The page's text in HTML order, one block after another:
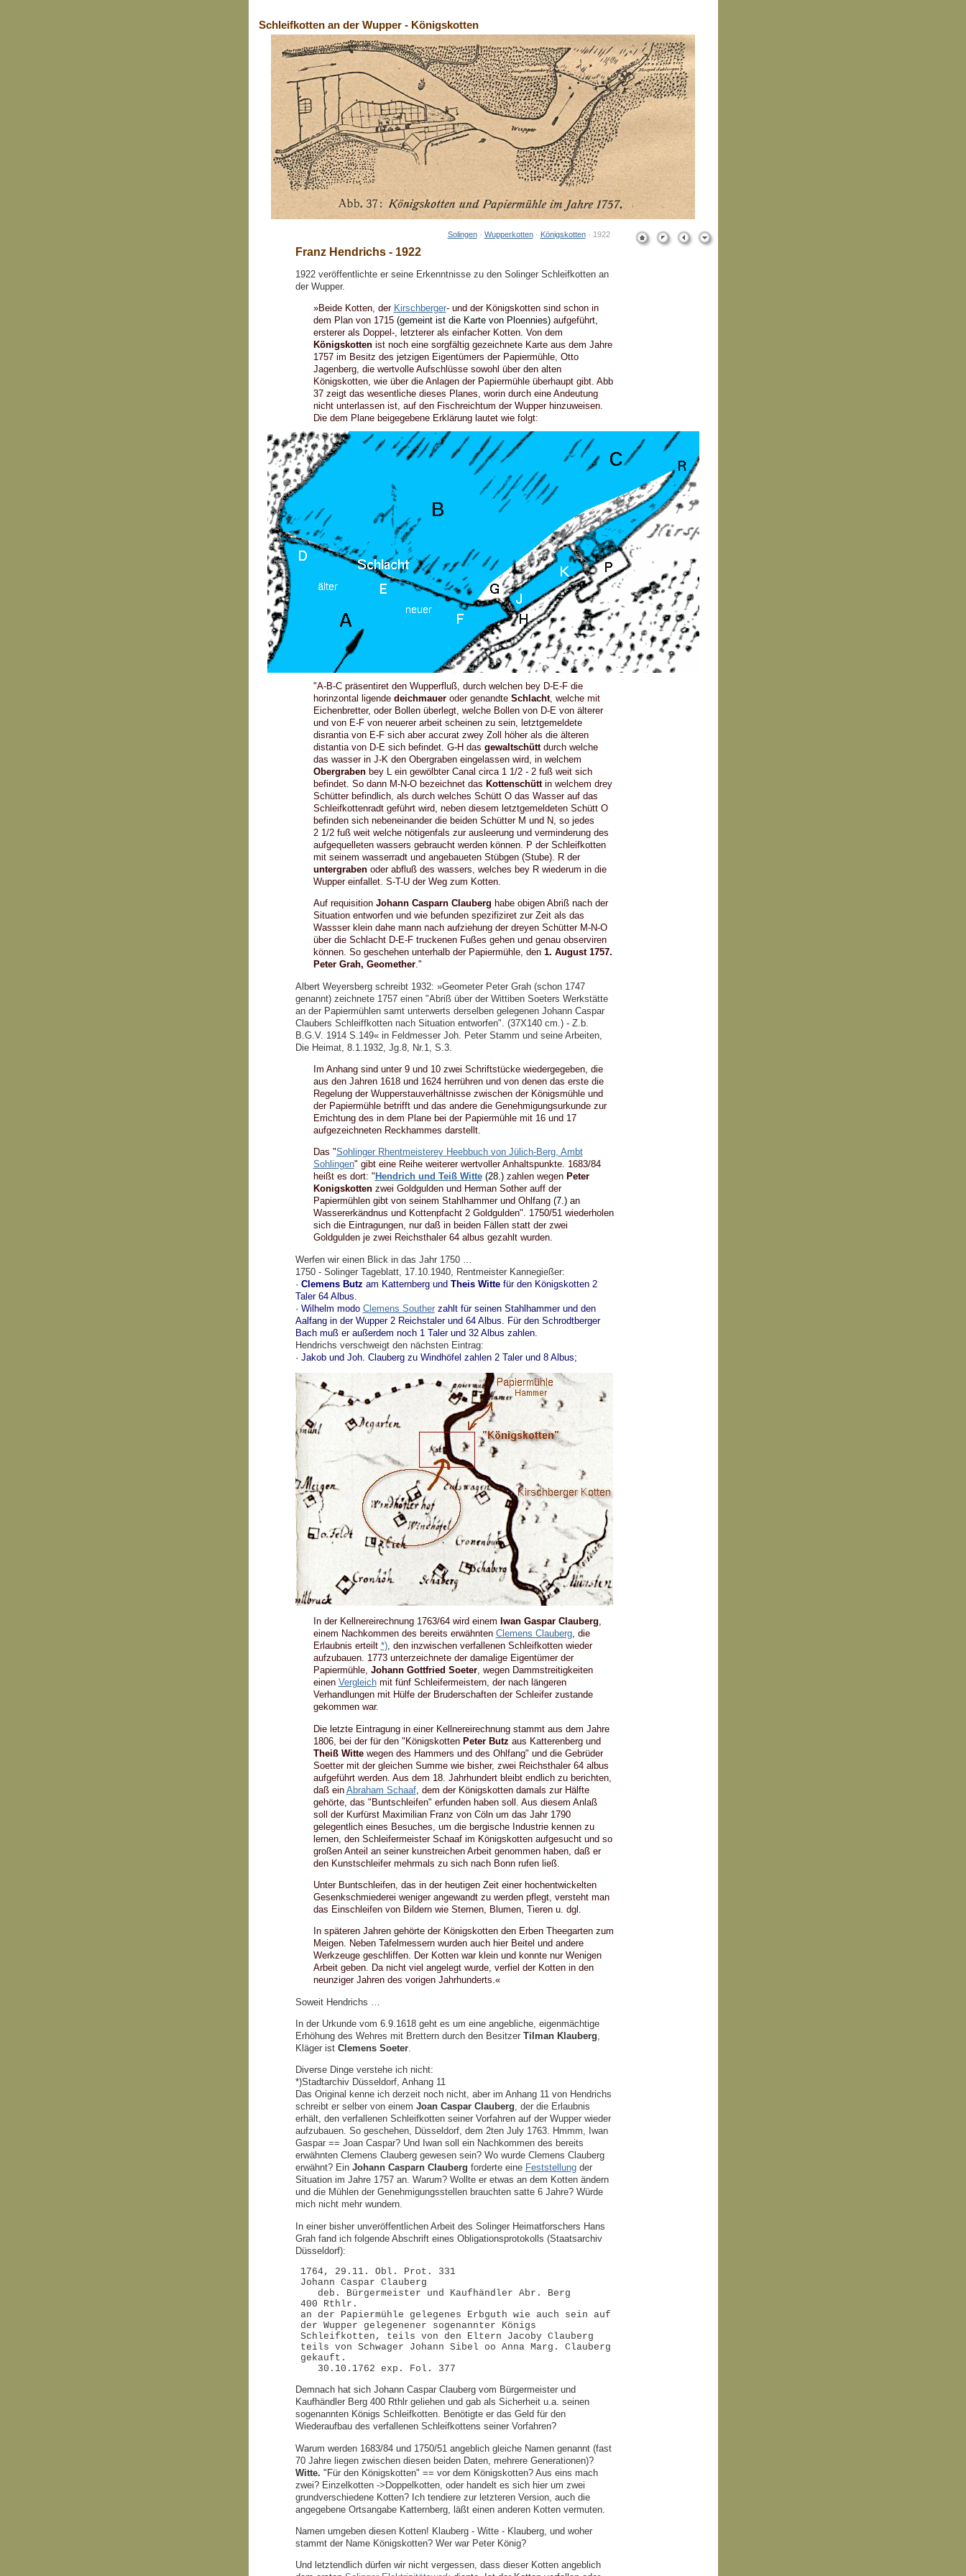
Schleifkotten an der Wupper - Königskotten
Solingen· Wupperkotten· Königskotten· 1922
Franz Hendrichs - 1922
1922 veröffentlichte er seine Erkenntnisse zu den Solinger Schleifkotten an
der Wupper.
»Beide Kotten, der Kirschberger- und der Königskotten sind schon in
dem Plan von 1715 (gemeint ist die Karte von Ploennies)aufgeführt,
ersterer als Doppel-, letzterer als einfacher Kotten. Von dem
Königskottenist noch eine sorgfältig gezeichnete Karte aus dem Jahre
1757 im Besitz des jetzigen Eigentümers der Papiermühle, Otto
Jagenberg, die wertvolle Aufschlüsse sowohl über den alten
Königskotten, wie über die Anlagen der Papiermühle überhaupt gibt. Abb
37 zeigt das wesentliche dieses Planes, worin durch eine Andeutung
nicht unterlassen ist, auf den Fischreichtum der Wupper hinzuweisen.
Die dem Plane beigegebene Erklärung lautet wie folgt:
"A-B-C präsentiret den Wupperfluß, durch welchen bey D-E-F die
horinzontal ligende deichmaueroder genandte Schlacht, welche mit
Eichenbretter, oder Bollen überlegt, welche Bollen von D-E von älterer
und von E-F von neuerer arbeit scheinen zu sein, letztgemeldete
disrantia von E-F sich aber accurat zwey Zoll höher als die älteren
distantia von D-E sich befindet. G-H das gewaltschüttdurch welche
das wasser in J-K den Obergraben eingelassen wird, in welchem
Obergrabenbey L ein gewölbter Canal circa 1 1/2 - 2 fuß weit sich
befindet. So dann M-N-O bezeichnet das Kottenschüttin welchem drey
Schütter befindlich, als durch welches Schütt O das Wasser auf das
Schleifkottenradt geführt wird, neben diesem letztgemeldeten Schütt O
befinden sich nebeneinander die beiden Schütter M und N, so jedes
2 1/2 fuß weit welche nötigenfals zur ausleerung und verminderung des
aufgequelleten wassers gebraucht werden können. P der Schleifkotten
mit seinem wasserradt und angebaueten Stübgen (Stube). R der
untergrabenoder abfluß des wassers, welches bey R wiederum in die
Wupper einfallet. S-T-U der Weg zum Kotten.
Auf requisition Johann Casparn Clauberg habe obigen Abriß nach der
Situation entworfen und wie befunden spezifiziret zur Zeit als das
Wassser klein dahe mann nach aufziehung der dreyen Schütter M-N-O
über die Schlacht D-E-F truckenen Fußes gehen und genau observiren
können. So geschehen unterhalb der Papiermühle, den 1. August 1757.
Peter Grah, Geomether."
Albert Weyersberg schreibt 1932: »Geometer Peter Grah (schon 1747
genannt) zeichnete 1757 einen "Abriß über der Wittiben Soeters Werkstätte
an der Papiermühlen samt unterwerts derselben gelegenen Johann Caspar
Claubers Schleiffkotten nach Situation entworfen". (37X140 cm.) - Z.b.
B.G.V. 1914 S.149« in Feldmesser Joh. Peter Stamm und seine Arbeiten,
Die Heimat, 8.1.1932, Jg.8, Nr.1, S.3.
Im Anhang sind unter 9 und 10 zwei Schriftstücke wiedergegeben, die
aus den Jahren 1618 und 1624 herrühren und von denen das erste die
Regelung der Wupperstauverhältnisse zwischen der Königsmühle und
der Papiermühle betrifft und das andere die Genehmigungsurkunde zur
Errichtung des in dem Plane bei der Papiermühle mit 16 und 17
aufgezeichneten Reckhammes darstellt.
Das "Sohlinger Rhentmeisterey Heebbuch von Jülich-Berg, Ambt
Sohlingen" gibt eine Reihe weiterer wertvoller Anhaltspunkte. 1683/84
heißt es dort: " Hendrich und Teiß Witte (28.)zahlen wegen Peter
Konigskottenzwei Goldgulden und Herman Sother auff der
Papiermühlen gibt von seinem Stahlhammer und Ohlfang (7.)an
Wassererkändnus und Kottenpfacht 2 Goldgulden". 1750/51 wiederholen
sich die Eintragungen, nur daß in beiden Fällen statt der zwei
Goldgulden je zwei Reichsthaler 64 albus gezahlt wurden.
Werfen wir einen Blick in das Jahr 1750 …
1750 - Solinger Tageblatt, 17.10.1940, Rentmeister Kannegießer:
· Clemens Butz am Katternberg und Theis Wittefür den Königskotten 2
Taler 64 Albus.
· Wilhelm modo Clemens Southerzahlt für seinen Stahlhammer und den
Aalfang in der Wupper 2 Reichstaler und 64 Albus. Für den Schrodtberger
Bach muß er außerdem noch 1 Taler und 32 Albus zahlen.
Hendrichs verschweigt den nächsten Eintrag:
· Jakob und Joh. Clauberg zu Windhöfel zahlen 2 Taler und 8 Albus;
In der Kellnereirechnung 1763/64 wird einem Iwan Gaspar Clauberg,
einem Nachkommen des bereits erwähnten Clemens Clauberg, die
Erlaubnis erteilt *), den inzwischen verfallenen Schleifkotten wieder
aufzubauen. 1773 unterzeichnete der damalige Eigentümer der
Papiermühle, Johann Gottfried Soeter, wegen Dammstreitigkeiten
einen Vergleichmit fünf Schleifermeistern, der nach längeren
Verhandlungen mit Hülfe der Bruderschaften der Schleifer zustande
gekommen war.
Die letzte Eintragung in einer Kellnereirechnung stammt aus dem Jahre
1806, bei der für den "Königskotten Peter Butz aus Katterenberg und
Theiß Wittewegen des Hammers und des Ohlfang" und die Gebrüder
Soetter mit der gleichen Summe wie bisher, zwei Reichsthaler 64 albus
aufgeführt werden. Aus dem 18. Jahrhundert bleibt endlich zu berichten,
daß ein Abraham Schaaf, dem der Königskotten damals zur Hälfte
gehörte, das "Buntschleifen" erfunden haben soll. Aus diesem Anlaß
soll der Kurfürst Maximilian Franz von Cöln um das Jahr 1790
gelegentlich eines Besuches, um die bergische Industrie kennen zu
lernen, den Schleifermeister Schaaf im Königskotten aufgesucht und so
großen Anteil an seiner kunstreichen Arbeit genommen haben, daß er
den Kunstschleifer mehrmals zu sich nach Bonn rufen ließ.
Unter Buntschleifen, das in der heutigen Zeit einer hochentwickelten
Gesenkschmiederei weniger angewandt zu werden pflegt, versteht man
das Einschleifen von Bildern wie Sternen, Blumen, Tieren u. dgl.
In späteren Jahren gehörte der Königskotten den Erben Theegarten zum
Meigen. Neben Tafelmessern wurden auch hier Beitel und andere
Werkzeuge geschliffen. Der Kotten war klein und konnte nur Wenigen
Arbeit geben. Da nicht viel angelegt wurde, verfiel der Kotten in den
neunziger Jahren des vorigen Jahrhunderts.«
Soweit Hendrichs …
In der Urkunde vom 6.9.1618geht es um eine angebliche, eigenmächtige
Erhöhung des Wehres mit Brettern durch den Besitzer Tilman Klauberg
Kläger ist Clemens Soeter.
Diverse Dinge verstehe ich nicht:
*)Stadtarchiv Düsseldorf, Anhang 11
Das Original kenne ich derzeit noch nicht, aber im Anhang 11 von Hendrichs
schreibt er selber von einem Joan Caspar Clauberg, der die Erlaubnis
erhält, den verfallenen Schleifkotten seiner Vorfahren auf der Wupper wieder
aufzubauen. So geschehen, Düsseldorf, dem 2ten July 1763. Hmmm, Iwan
Gaspar == Joan Caspar? Und Iwan soll ein Nachkommen des bereits
erwähnten Clemens Clauberg gewesen sein? Wo wurde Clemens Clauberg
erwähnt? Ein Johann Casparn Clauberg forderte eine Feststellungder
Situation im Jahre 1757 an. Warum? Wollte er etwas an dem Kotten ändern
und die Mühlen der Genehmigungsstellen brauchten satte 6 Jahre? Würde
mich nicht mehr wundern.
In einer bisher unveröffentlichen Arbeit des Solinger Heimatforschers Hans
Grah fand ich folgende Abschrift eines Obligationsprotokolls (Staatsarchiv
Düsseldorf):
1764, 29.11. Obl. Prot. 331
Johann Caspar Clauberg
deb. Bürgermeister und Kaufhändler Abr. Berg
400 Rthlr.
an der Papiermühle gelegenes Erbguth wie auch sein auf
der Wupper gelegenener sogenannter Königs
Schleifkotten, teils von den Eltern Jacoby Clauberg
teils von Schwager Johann Sibel oo Anna Marg. Clauberg
gekauft.
30.10.1762 exp. Fol. 377
Demnach hat sich Johann Caspar Clauberg vom Bürgermeister und
Kaufhändler Berg 400 Rthlr geliehen und gab als Sicherheit u.a. seinen
sogenannten Königs Schleifkotten. Benötigte er das Geld für den
Wiederaufbau des verfallenen Schleifkottens seiner Vorfahren?
Warum werden 1683/84 und 1750/51 angeblich gleiche Namen genannt (fast
70 Jahre liegen zwischen diesen beiden Daten, mehrere Generationen)?
Witte. "Für den Königskotten" == vor dem Königskotten? Aus eins mach
zwei? Einzelkotten ->Doppelkotten, oder handelt es sich hier um zwei
grundverschiedene Kotten? Ich tendiere zur letzteren Version, auch die
angegebene Ortsangabe Katternberg, läßt einen anderen Kotten vermuten.
Namen umgeben diesen Kotten! Klauberg - Witte - Klauberg, und woher
stammt der Name Königskotten? Wer war Peter König?
Und letztendlich dürfen wir nicht vergessen, dass dieser Kotten angeblich